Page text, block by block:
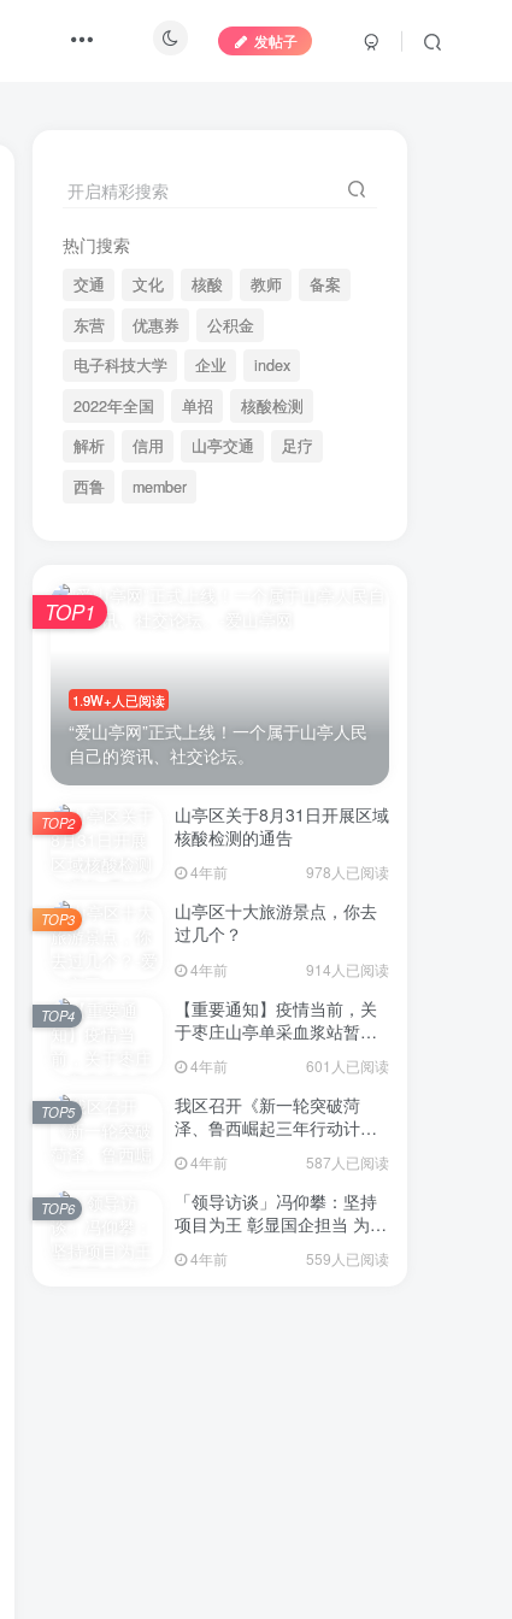
发帖子
开启精彩搜索
热门搜索
交通 文化 核酸 教师
备案
东营
优惠券
公积金
电子科技大学
企业
index
2022年全国
单招
核酸检测
解析
信用 山亭交通
足疗
西鲁
member
1.9W+人已阅读
“爱山亭网”正式上线！一个属于山亭人民
自己的资讯、社交论坛。
TOP1
山亭区关于8月31日开展区域
核酸检测的通告
4年前 978人已阅读
TOP2
山亭区十大旅游景点，你去
过几个？
4年前 914人已阅读
TOP3
【重要通知】疫情当前，关
于枣庄山亭单采血浆站暂停
4年前 601人已阅读
TOP4
我区召开《新一轮突破菏
泽、鲁西崛起三年行动计划
意见稿）政策分析研判会议
4年前 587人已阅读
TOP5
「领导访谈」冯仰攀：坚持
项目为王 彰显国企担当 为全
点项目建设贡献“交发力量”
4年前 559人已阅读
TOP6